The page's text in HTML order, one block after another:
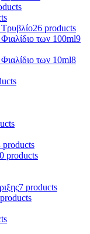
26 products
των 100ml9
των 10ml8
products
products
7 products